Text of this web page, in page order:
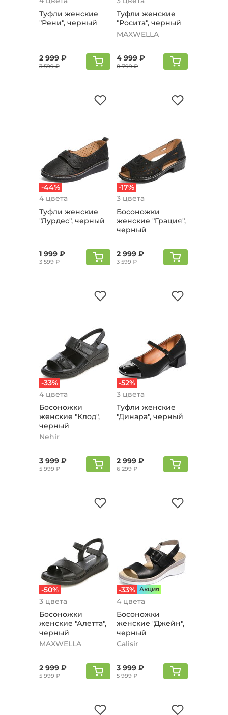
Туфли женские
"Рени", черный
2 999 ₽
3 599 ₽
Туфли женские
"Росита", черный
MAXWELLA
4 999 ₽
8 799 ₽
-44%
4 цвета
Туфли женские
"Лурдес", черный
1 999 ₽
3 599 ₽
-17%
3 цвета
Босоножки
женские "Грация",
черный
2 999 ₽
3 599 ₽
-33%
4 цвета
Босоножки
женские "Клод",
черный
Nehir
3 999 ₽
5 999 ₽
-52%
3 цвета
Туфли женские
"Динара", черный
2 999 ₽
6 299 ₽
-50%
3 цвета
Босоножки
женские "Алетта",
черный
MAXWELLA
2 999 ₽
5 999 ₽
-33% Aкция
4 цвета
Босоножки
женские "Джейн",
черный
Calisir
3 999 ₽
5 999 ₽